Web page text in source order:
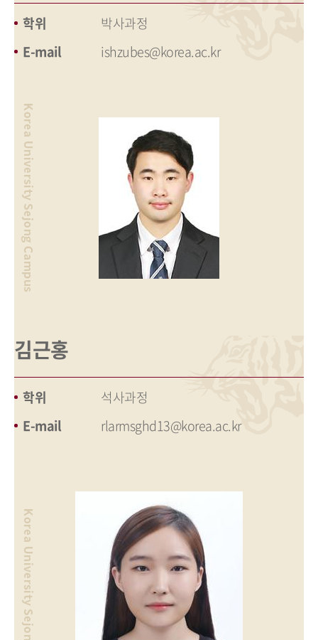
학위
박사과정
E-mail
ishzubes@korea.ac.kr
김근홍
학위
석사과정
E-mail
rlarmsghd13@korea.ac.kr